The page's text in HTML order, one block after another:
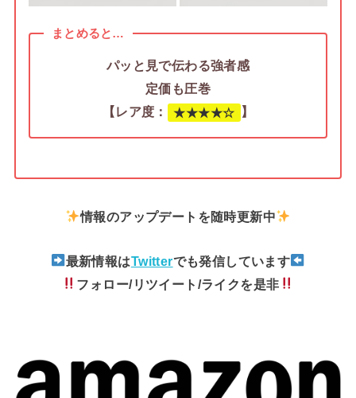
まとめると…
パッと見で伝わる強者感
定価も圧巻
【レア度：
★★★★☆ 】
情報のアップデートを随時更新中
最新情報はTwitterでも発信しています
フォロー/リツイート/ライクを是非